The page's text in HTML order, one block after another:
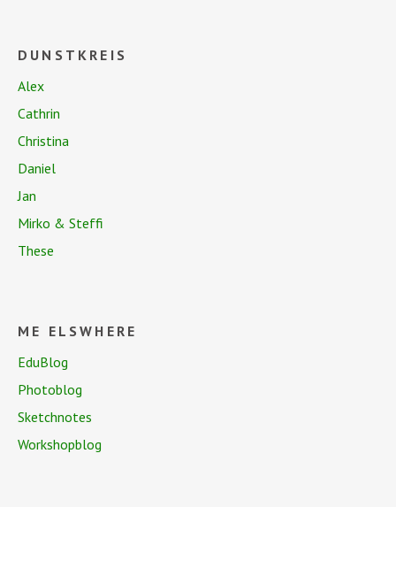
DUNSTKREIS
Alex
Cathrin
Christina
Daniel
Jan
Mirko & Steffi
These
ME ELSWHERE
EduBlog
Photoblog
Sketchnotes
Workshopblog